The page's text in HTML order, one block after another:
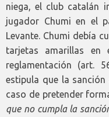
niega, el club catalán
jugador Chumi en el
Levante. Chumi debía
tarjetas amarillas en
reglamentación (art.
estipula que la
caso de pretender
que no cumpla la